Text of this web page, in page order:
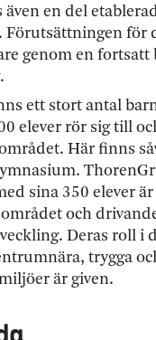
en del
Förutsättningen för
genom en fortsatt
ett stort antal
elever rör sig till
Här finns
sina 350 elever är
och
Deras roll i
trygga
är given.